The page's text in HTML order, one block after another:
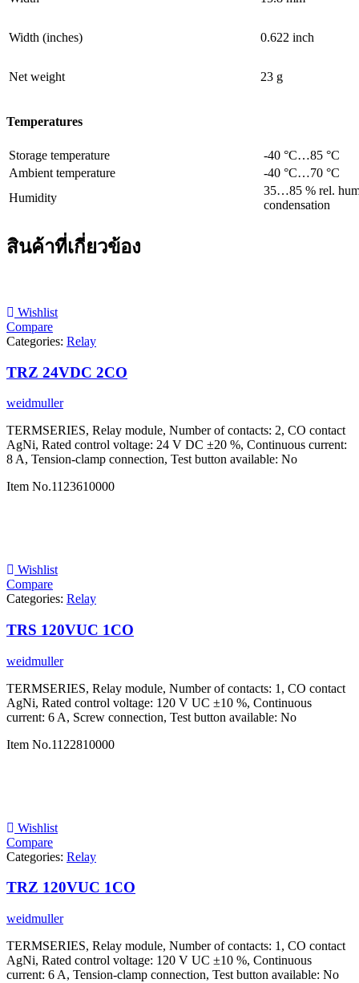
Width (inches) 0.622 inch
Net weight 23 g
Temperatures
Storage temperature
-40 °C…85 °C
Ambient temperature
-40 °C…70 °C
Humidity
35…85 % rel.
condensation
สินค้าที่เกี่ยวข้อง
Wishlist
Compare
Categories: Relay
TRZ 24VDC 2CO
weidmuller
TERMSERIES, Relay module, Number of contacts: 2, CO contact
AgNi, Rated control voltage: 24 V DC ±20 %, Continuous current:
8 A, Tension-clamp connection, Test button available: No
Item No.1123610000
Wishlist
Compare
Categories: Relay
TRS 120VUC 1CO
weidmuller
TERMSERIES, Relay module, Number of contacts: 1, CO contact
AgNi, Rated control voltage: 120 V UC ±10 %, Continuous
current: 6 A, Screw connection, Test button available: No
Item No.1122810000
Wishlist
Compare
Categories: Relay
TRZ 120VUC 1CO
weidmuller
TERMSERIES, Relay module, Number of contacts: 1, CO contact
AgNi, Rated control voltage: 120 V UC ±10 %, Continuous
current: 6 A, Tension-clamp connection, Test button available: No